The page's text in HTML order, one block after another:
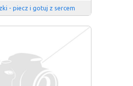
- piecz i gotuj z sercem